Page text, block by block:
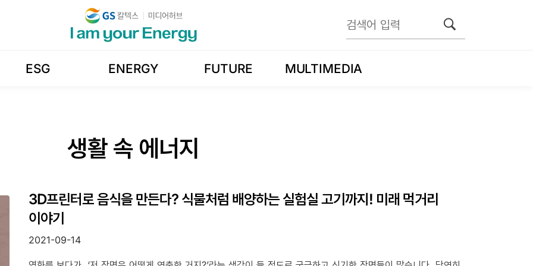
ESG ENERGY FUTURE MULTIMEDIA
생활 속 에너지
3D프린터로 음식을 만든다? 식물처럼 배양하는 실험실 고기까지! 미래 먹거리
이야기
2021-09-14